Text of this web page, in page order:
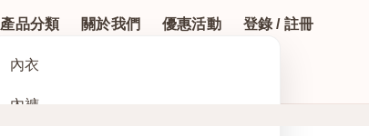
產品分類
內衣
內褲
關於我們 優惠活動 登錄 / 註冊